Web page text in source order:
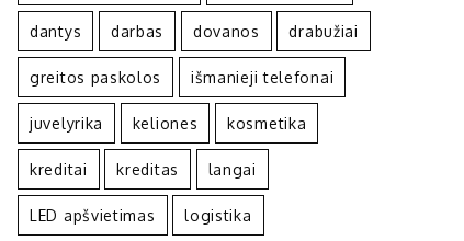
dantys darbas dovanos drabužiai
greitos paskolos išmanieji telefonai
juvelyrika keliones kosmetika
kreditai kreditas langai
LED apšvietimas logistika